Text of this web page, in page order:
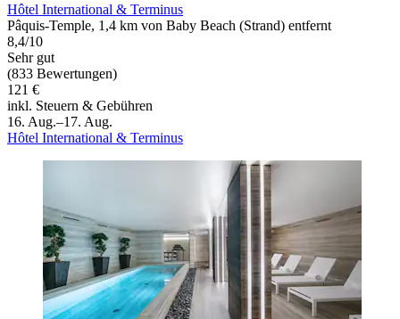
Hôtel International & Terminus
Pâquis-Temple, 1,4 km von Baby Beach (Strand) entfernt
8,4/10
Sehr gut
(833 Bewertungen)
121 €
inkl. Steuern & Gebühren
16. Aug.–17. Aug.
Hôtel International & Terminus